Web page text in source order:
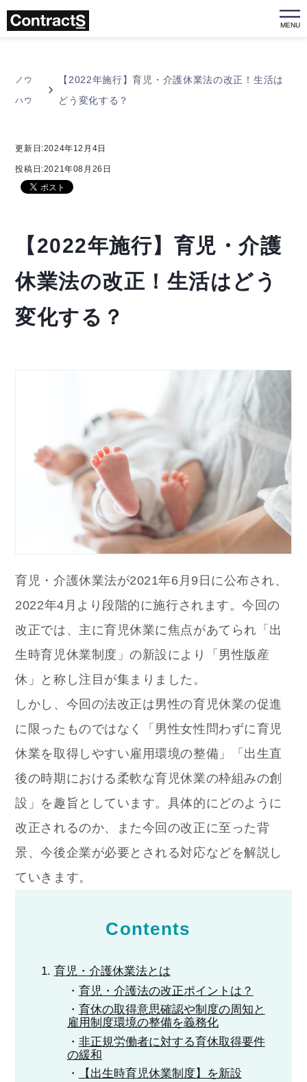
MENU
ノウ
ハウ
【2022年施行】育児・介護休業法の改正！生活は
どう変化する？
更新日:2024年12月4日
投稿日:2021年08月26日
【2022年施行】育児・介護
休業法の改正！生活はどう
変化する？
育児・介護休業法が2021年6月9日に公布され、
2022年4月より段階的に施行されます。今回の
改正では、主に育児休業に焦点があてられ「出
生時育児休業制度」の新設により「男性版産
休」と称し注目が集まりました。
しかし、今回の法改正は男性の育児休業の促進
に限ったものではなく「男性女性問わずに育児
休業を取得しやすい雇用環境の整備」「出生直
後の時期における柔軟な育児休業の枠組みの創
設」を趣旨としています。 具体的にどのように
改正されるのか、また今回の改正に至った背
景、今後企業が必要とされる対応などを解説し
ていきます。
Contents
育児・介護休業法とは
育児・介護法の改正ポイントは？
育休の取得意思確認や制度の周知と
雇用制度環境の整備を義務化
非正規労働者に対する育休取得要件
の緩和
【出生時育児休業制度】を新設